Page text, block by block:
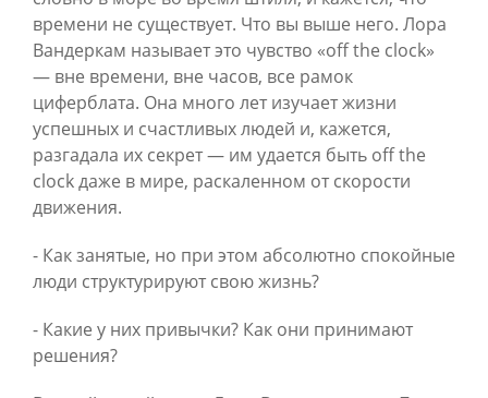
времени не существует. Что вы выше него. Лора
Вандеркам называет это чувство «off the clock»
— вне времени, вне часов, все рамок
циферблата. Она много лет изучает жизни
успешных и счастливых людей и, кажется,
разгадала их секрет — им удается быть off the
clock даже в мире, раскаленном от скорости
движения.
- Как занятые, но при этом абсолютно спокойные
люди структурируют свою жизнь?
- Какие у них привычки? Как они принимают
решения?